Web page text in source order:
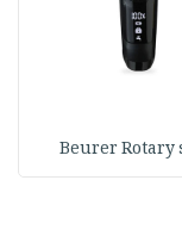
Beurer Rotary